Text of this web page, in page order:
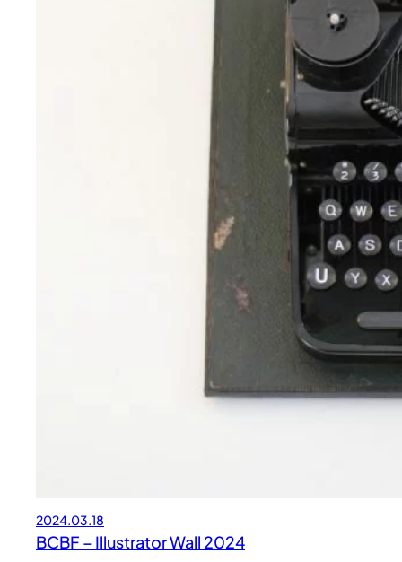
2024.03.18
BCBF – Illustrator Wall 2024